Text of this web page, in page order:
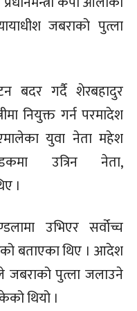
जबराको पुत्ला
बदर गर्दै शेरबहादुर
नियुक्त गर्न परमादेश
युवा नेता महेश
उत्रिन नेता,
।
उभिएर सर्वोच्च
बताएका थिए । आदेश
जबराको पुत्ला जलाउने
थियो ।